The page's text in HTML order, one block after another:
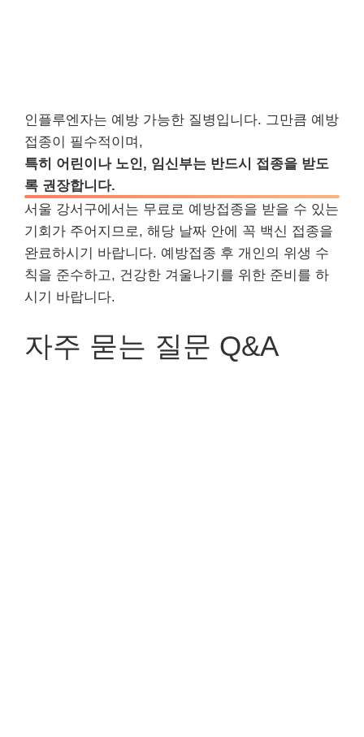
인플루엔자는 예방 가능한 질병입니다. 그만큼 예방
접종이 필수적이며,
특히 어린이나 노인, 임신부는 반드시 접종을 받도
록 권장합니다.
서울 강서구에서는 무료로 예방접종을 받을 수 있는
기회가 주어지므로, 해당 날짜 안에 꼭 백신 접종을
완료하시기 바랍니다. 예방접종 후 개인의 위생 수
칙을 준수하고, 건강한 겨울나기를 위한 준비를 하
시기 바랍니다.
자주 묻는 질문 Q&A